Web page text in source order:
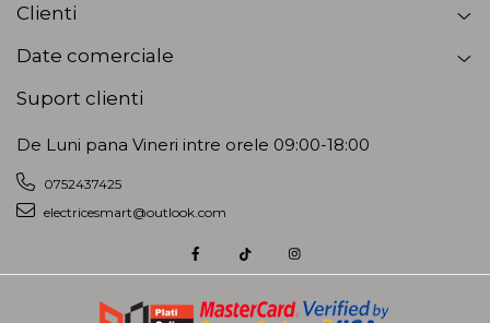
Clienti
Date comerciale
Suport clienti
De Luni pana Vineri intre orele 09:00-18:00
0752437425
electricesmart@outlook.com